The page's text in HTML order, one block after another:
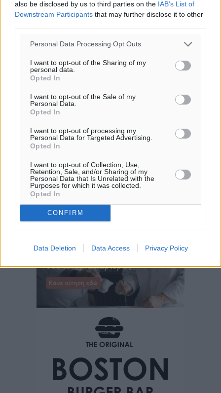
also be disclosed by us to third parties on the IAB’s List of
Downstream Participants that may further disclose it to other
Personal Data Processing Opt Outs
I want to opt-out of the Sharing of my
personal data.
Opted In
I want to opt-out of the Sale of my
Personal Data.
Opted In
I want to opt-out of processing my
Personal Data for Targeted Advertising.
Opted In
I want to opt-out of Collection, Use,
Retention, Sale, and/or Sharing of my
Personal Data that Is Unrelated with the
Purposes for which it was collected.
Opted In
CONFIRM
Data Deletion Data Access Privacy Policy
37%
25°
πρόγνωση: